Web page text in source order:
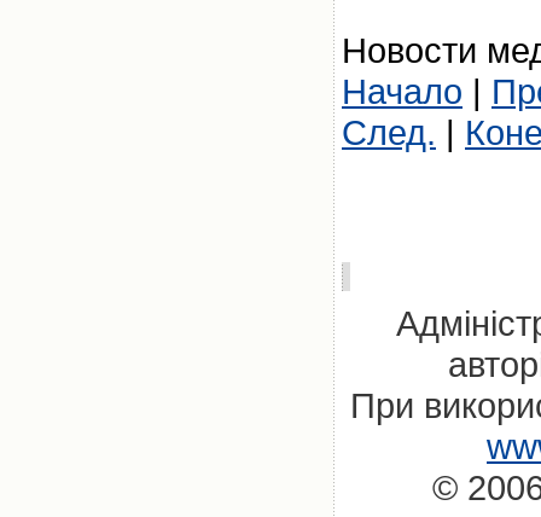
Новости
Начало |
След. |
При
©